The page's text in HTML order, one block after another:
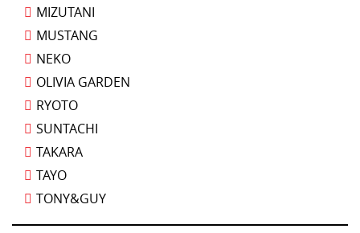
MIZUTANI
MUSTANG
NEKO
OLIVIA GARDEN
RYOTO
SUNTACHI
TAKARA
TAYO
TONY&GUY